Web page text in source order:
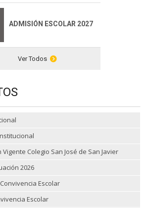
ADMISIÓN ESCOLAR 2027
Ver Todos
Colegio San José de San Javier
2026
Escolar
Escolar